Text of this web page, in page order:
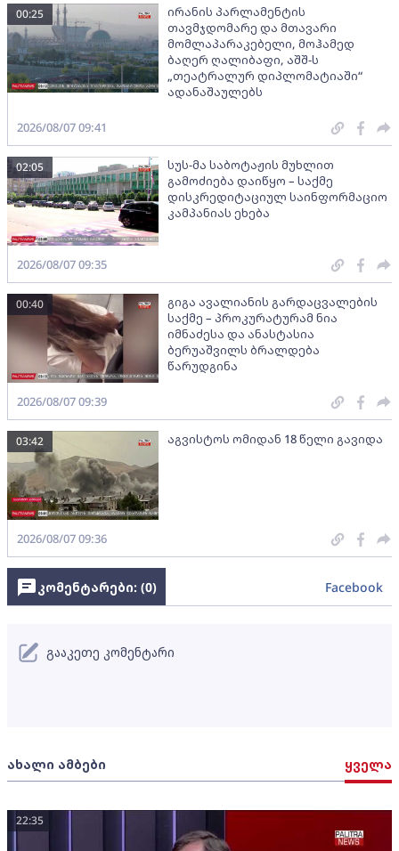
ირანის პარლამენტის
თავმჯდომარე და მთავარი
მომლაპარაკებელი, მოჰამედ
ბაღერ ღალიბაფი, აშშ-ს
„თეატრალურ დიპლომატიაში“
ადანაშაულებს
00:25
2026/08/07 09:41
სუს-მა საბოტაჟის მუხლით
გამოძიება დაიწყო – საქმე
დისკრედიტაციულ საინფორმაციო
კამპანიას ეხება
02:05
2026/08/07 09:35
გიგა ავალიანის გარდაცვალების
საქმე – პროკურატურამ ნია
იმნაძესა და ანასტასია
ბერუაშვილს ბრალდება
წარუდგინა
00:40
2026/08/07 09:39
აგვისტოს ომიდან 18 წელი გავიდა
03:42
2026/08/07 09:36
ახალი ამბები ყველა
22:35
კომენტარები: (0) Facebook
გააკეთე კომენტარი